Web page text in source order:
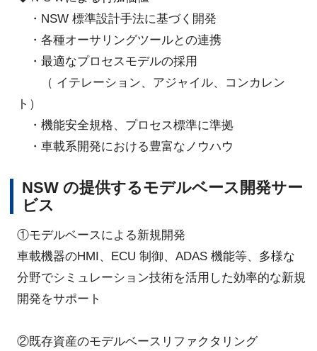
・NSW 標準設計手法に基づく開発
・各種オーサリングツールとの連携
・最適なプロセスモデルの採用
（ イテレーション、アジャイル、コンカレン
ト）
・機能安全規格、プロセス標準に準拠
・車載系開発における豊富なノウハウ
NSW の提供するモデルベース開発サー
ビス
①モデルベースによる新規開発
車載機器のHMI、ECU 制御、ADAS 機能等、多様な
分野でシミュレーション技術を活用した効率的な新規
開発をサポート
②既存資産のモデルベースリファクタリング